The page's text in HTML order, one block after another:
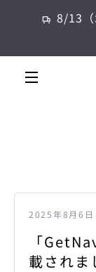
ン
8/13（
2025年8月6日
「
載されま